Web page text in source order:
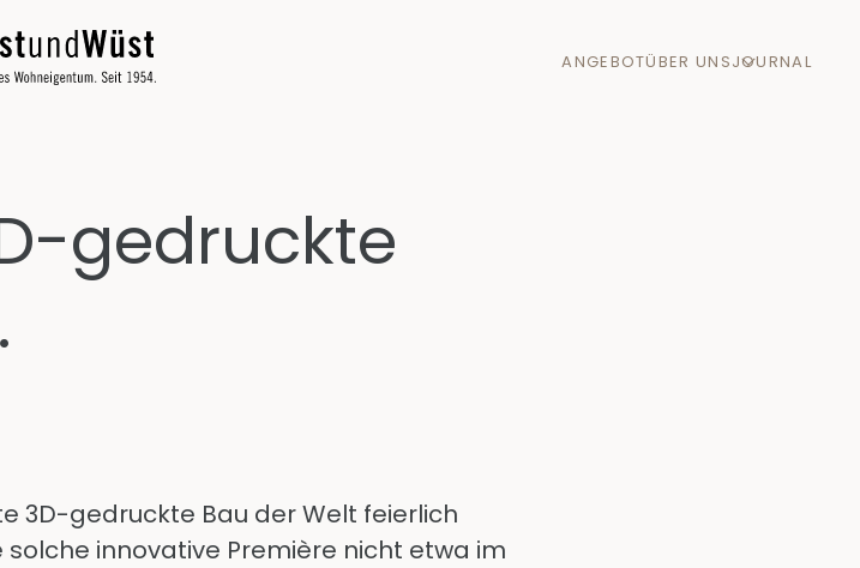
ANGEBOTÜBER UNSJOURNAL
gedruckte
3D-gedruckte Bau der Welt feierlich
innovative Première nicht etwa im